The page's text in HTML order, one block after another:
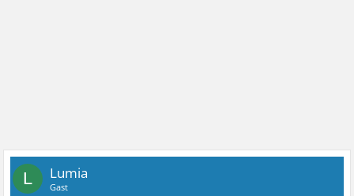
L Lumia
Gast